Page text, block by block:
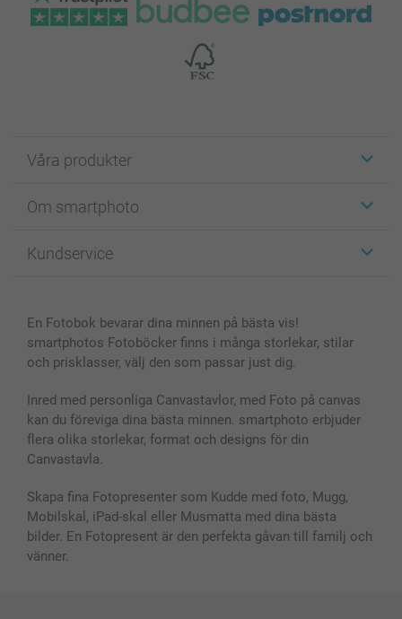
Våra produkter
Fotokort
Fotoböcker
Skal till Mobil & Surfplatta
MyNameBook
Fotoramar & Tillbehör
Presentkort
Alla fotoprodukter
Om smartphoto
För affiliates
Sitemap
Villkor och garantier
Kundservice
smartbonus
Priser & betalning
En Fotobok bevarar dina minnen på bästa vis!
smartphotos Fotoböcker finns i många storlekar, stilar
och prisklasser, välj den som passar just dig.
Inred med personliga Canvastavlor, med Foto på canvas
kan du föreviga dina bästa minnen. smartphoto erbjuder
flera olika storlekar, format och designs för din
Canvastavla.
Skapa fina Fotopresenter som Kudde med foto, Mugg,
Mobilskal, iPad-skal eller Musmatta med dina bästa
bilder. En Fotopresent är den perfekta gåvan till familj och
vänner.